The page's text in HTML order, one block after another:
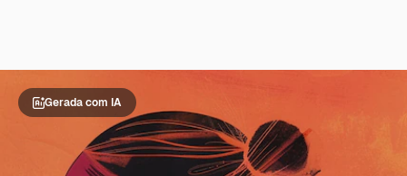
Gerada com IA